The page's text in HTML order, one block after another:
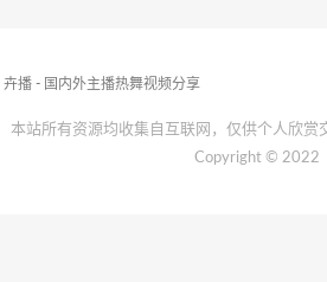
卉播 - 国内外主播热舞视频分享
本站所有资源均收集自互联网，仅供个人欣赏
Copyright © 2022